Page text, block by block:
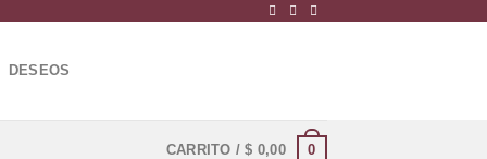
DESEOS
CARRITO /$ 0,00 0